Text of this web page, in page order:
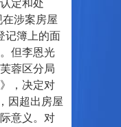
定和处
涉案房屋
记簿上的面
但李恩光
蓉区分局
，决定对
因超出房屋
意义。对